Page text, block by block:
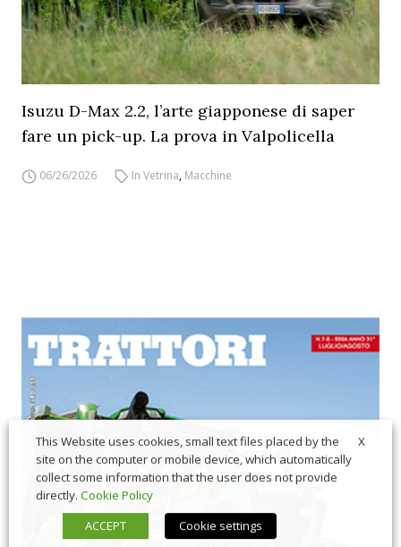
Isuzu D-Max 2.2, l’arte giapponese di saper
fare un pick-up. La prova in Valpolicella
06/26/2026 In Vetrina, Macchine
X
This Website uses cookies, small text files placed by the
site on the computer or mobile device, which automatically
collect some information that the user does not provide
directly. Cookie Policy
ACCEPT
Cookie settings